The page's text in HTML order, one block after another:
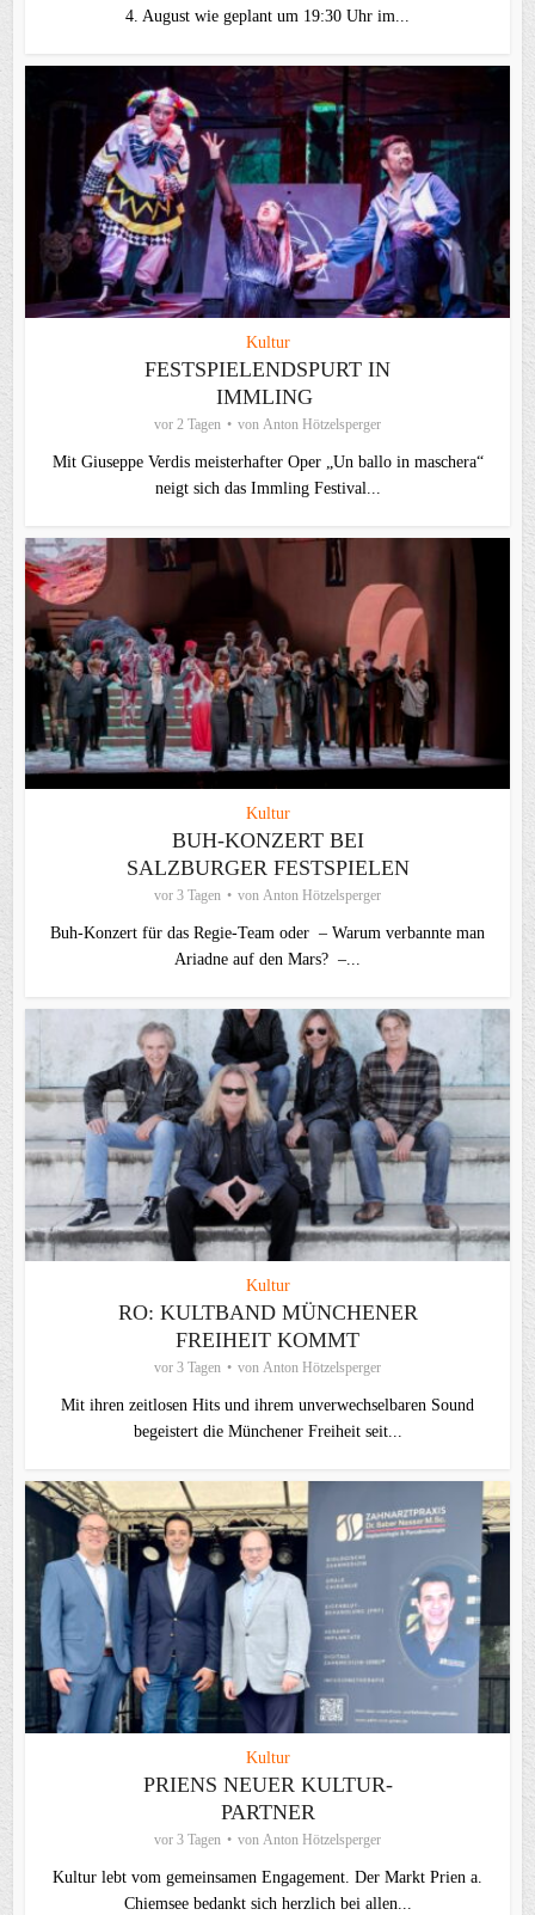
4. August wie geplant um 19:30 Uhr im...
Kultur
FESTSPIELENDSPURT IN
IMMLING
vor 2 Tagen von Anton Hötzelsperger
Mit Giuseppe Verdis meisterhafter Oper „Un ballo in maschera“
neigt sich das Immling Festival...
Kultur
BUH-KONZERT BEI
SALZBURGER FESTSPIELEN
vor 3 Tagen von Anton Hötzelsperger
Buh-Konzert für das Regie-Team oder – Warum verbannte man
Ariadne auf den Mars? –...
Kultur
RO: KULTBAND MÜNCHENER
FREIHEIT KOMMT
vor 3 Tagen von Anton Hötzelsperger
Mit ihren zeitlosen Hits und ihrem unverwechselbaren Sound
begeistert die Münchener Freiheit seit...
Kultur
PRIENS NEUER KULTUR-
PARTNER
vor 3 Tagen von Anton Hötzelsperger
Kultur lebt vom gemeinsamen Engagement. Der Markt Prien a.
Chiemsee bedankt sich herzlich bei allen...